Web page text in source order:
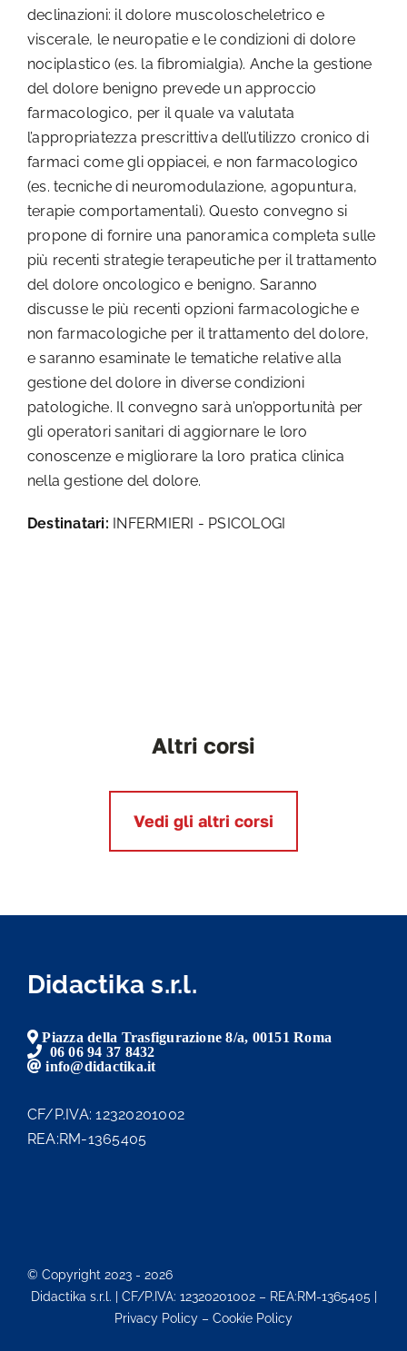
declinazioni: il dolore muscoloscheletrico e
viscerale, le neuropatie e le condizioni di dolore
nociplastico (es. la fibromialgia). Anche la gestione
del dolore benigno prevede un approccio
farmacologico, per il quale va valutata
l’appropriatezza prescrittiva dell’utilizzo cronico di
farmaci come gli oppiacei, e non farmacologico
(es. tecniche di neuromodulazione, agopuntura,
terapie comportamentali). Questo convegno si
propone di fornire una panoramica completa sulle
più recenti strategie terapeutiche per il trattamento
del dolore oncologico e benigno. Saranno
discusse le più recenti opzioni farmacologiche e
non farmacologiche per il trattamento del dolore,
e saranno esaminate le tematiche relative alla
gestione del dolore in diverse condizioni
patologiche. Il convegno sarà un’opportunità per
gli operatori sanitari di aggiornare le loro
conoscenze e migliorare la loro pratica clinica
nella gestione del dolore.
Destinatari: INFERMIERI - PSICOLOGI
Altri corsi
Vedi gli altri corsi
Didactika s.r.l.
Piazza della Trasfigurazione 8/a, 00151 Roma
06 06 94 37 8432
info@didactika.it
CF/P.IVA: 12320201002
REA:RM-1365405
© Copyright 2023 - 2026
Didactika s.r.l. | CF/P.IVA: 12320201002 – REA:RM-1365405 |
Privacy Policy – Cookie Policy